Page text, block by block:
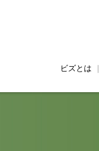
ビズとは